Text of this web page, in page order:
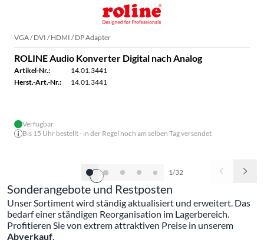
VGA / DVI / HDMI / DP Adapter
ROLINE Audio Konverter Digital nach Analog
Artikel-Nr.:
14.01.3441
Herst.-Art.-Nr.:
14.01.3441
Verfügbar
Bis 15 Uhr bestellt - in der Regel noch am selben Tag versendet
1/32
Sonderangebote und Restposten
Unser Sortiment wird ständig aktualisiert und erweitert. Das
bedarf einer ständigen Reorganisation im Lagerbereich.
Profitieren Sie von extrem attraktiven Preise in unserem
Abverkauf.